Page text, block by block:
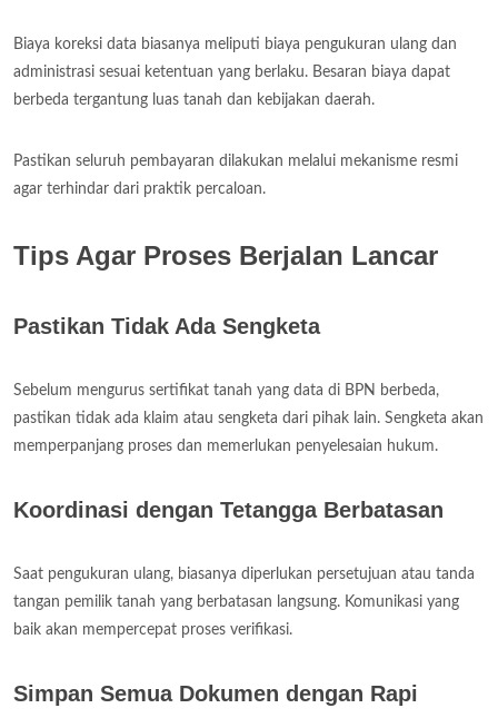
Biaya koreksi data biasanya meliputi biaya pengukuran ulang dan
administrasi sesuai ketentuan yang berlaku. Besaran biaya dapat
berbeda tergantung luas tanah dan kebijakan daerah.
Pastikan seluruh pembayaran dilakukan melalui mekanisme resmi
agar terhindar dari praktik percaloan.
Tips Agar Proses Berjalan Lancar
Pastikan Tidak Ada Sengketa
Sebelum mengurus sertifikat tanah yang data di BPN berbeda,
pastikan tidak ada klaim atau sengketa dari pihak lain. Sengketa akan
memperpanjang proses dan memerlukan penyelesaian hukum.
Koordinasi dengan Tetangga Berbatasan
Saat pengukuran ulang, biasanya diperlukan persetujuan atau tanda
tangan pemilik tanah yang berbatasan langsung. Komunikasi yang
baik akan mempercepat proses verifikasi.
Simpan Semua Dokumen dengan Rapi